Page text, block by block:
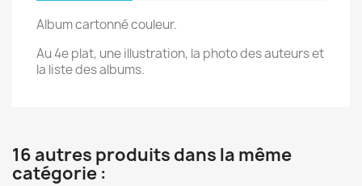
Album cartonné couleur.
Au 4e plat, une illustration, la photo des auteurs et
la liste des albums.
16 autres produits dans la même
catégorie :